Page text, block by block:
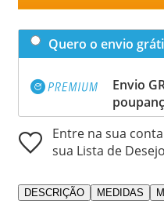
Quero o envio
Envio
Entre na sua
sua Lista de
DESCRIÇÃO MEDIDAS